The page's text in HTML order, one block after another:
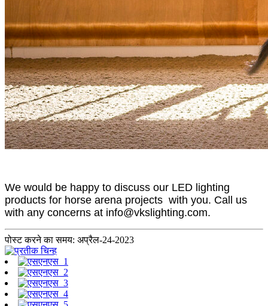
We would be happy to discuss our LED lighting
products for horse arena projects with you. Call us
with any concerns at info@vkslighting.com.
पोस्ट करने का समय: अप्रैल-24-2023